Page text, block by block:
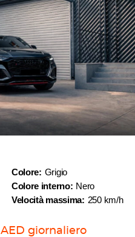
Colore: Grigio
Colore interno: Nero
Velocità massima: 250 km/h
AED giornaliero